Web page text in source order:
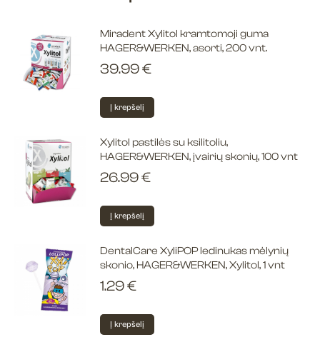
Miradent Xylitol kramtomoji guma
HAGER&WERKEN, asorti, 200 vnt.
39.99€
Į krepšelį
Xylitol pastilės su ksilitoliu,
HAGER&WERKEN, įvairių skonių, 100 vnt
26.99€
Į krepšelį
DentalCare XyliPOP ledinukas mėlynių
skonio, HAGER&WERKEN, Xylitol, 1 vnt
1.29€
Į krepšelį